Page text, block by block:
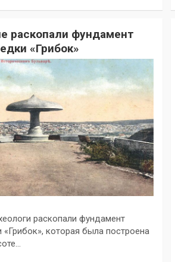
раскопали фундамент
«Грибок»
раскопали фундамент
которая была построена